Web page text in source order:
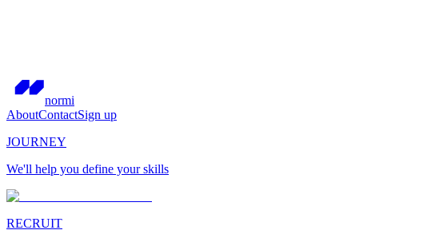
normi
AboutContactSign up
JOURNEY
We'll help you define your skills
RECRUIT